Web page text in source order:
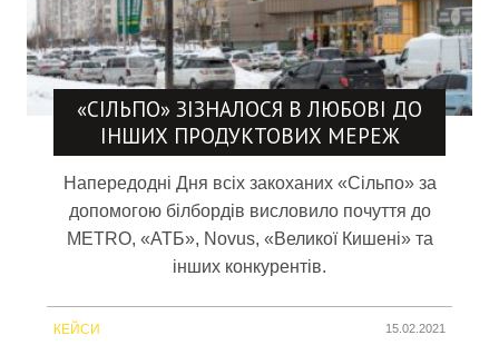
«СІЛЬПО» ЗІЗНАЛОСЯ В ЛЮБОВІ ДО
ІНШИХ ПРОДУКТОВИХ МЕРЕЖ
Напередодні Дня всіх закоханих «Сільпо» за
допомогою білбордів висловило почуття до
METRO, «АТБ», Novus, «Великої Кишені» та
інших конкурентів.
КЕЙСИ 15.02.2021